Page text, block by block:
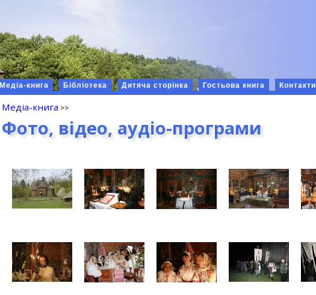
Медіа-книга Бібліотека Дитяча сторінка Гостьова книга Контакти
Медіа-книга
Фото, відео, аудіо-програми